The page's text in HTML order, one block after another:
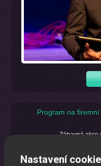
Program na
Zábavná akce
Nastavení